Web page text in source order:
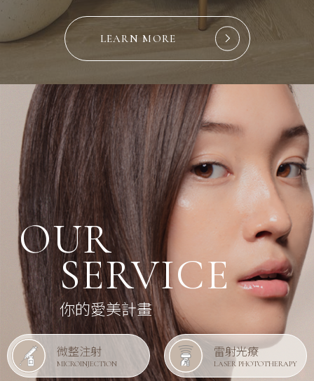
LEARN MORE
OUR
SERVICE
你的愛美計畫
微整注射
MICROINJECTION
雷射光療
LASER PHOTOTHERAPY